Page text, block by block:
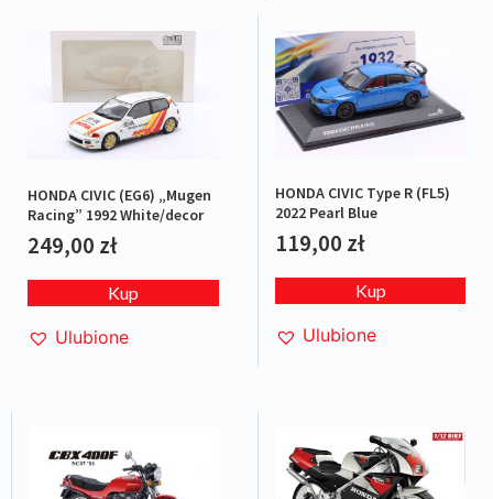
HONDA CIVIC (EG6) „Mugen
Racing” 1992 White/decor
249,00 zł
Kup
Ulubione
HONDA CIVIC Type R (FL5)
2022 Pearl Blue
119,00 zł
Kup
Ulubione